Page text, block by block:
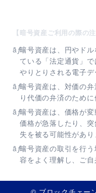
【暗号資産ご利用の際の注
暗号資産は、円やド
ている「法定通貨」
やりとりされる電子デ
暗号資産は、対価の
り代価の弁済のため
暗号資産は、価格が
価格が急落したり、
失を被る可能性があり
暗号資産の取引を行
容をよく理解し、ご自